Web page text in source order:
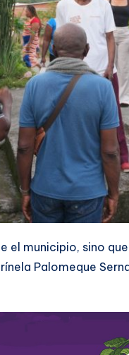
el municipio, sino
Palomeque